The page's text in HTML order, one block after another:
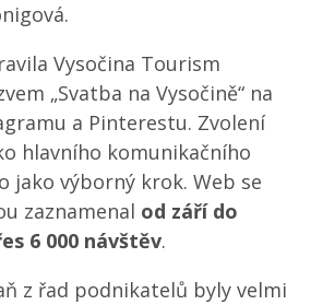
Vysočina Tourism
„Svatba na Vysočině“ na
a Pinterestu. Zvolení
hlavního komunikačního
jako výborný krok. Web se
zaznamenal od září do
6 000 návštěv.
z řad podnikatelů byly velmi